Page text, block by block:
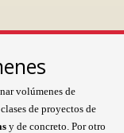
volúmenes de
de proyectos de
y de concreto. Por otro